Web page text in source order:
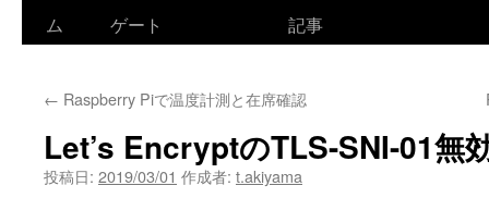
ム
ゲート
記事
← Raspberry Piで温度計測と在席確認
Let’s EncryptのTLS-SNI-01無
投稿日: 2019/03/01 作成者: t.akiyama